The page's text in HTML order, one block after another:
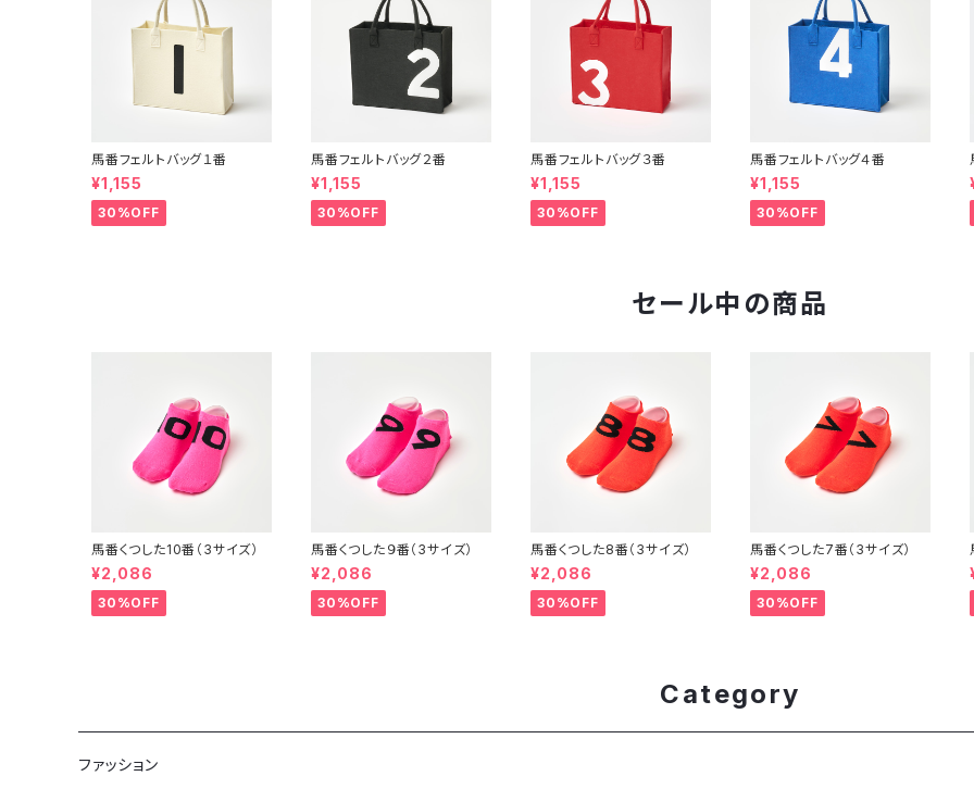
馬番フェルトバッグ１番
¥1,155
30%OFF
馬番フェルトバッグ２番
¥1,155
30%OFF
馬番フェルトバッグ３番
¥1,155
30%OFF
馬番フェルトバッグ４番
¥1,155
30%OFF
セール中の商品
馬番くつした10番（3サイズ）
¥2,086
30%OFF
馬番くつした９番（3サイズ）
¥2,086
30%OFF
馬番くつした8番（3サイズ）
¥2,086
30%OFF
馬番くつした7番（3サイズ）
¥2,086
30%OFF
Category
ファッション